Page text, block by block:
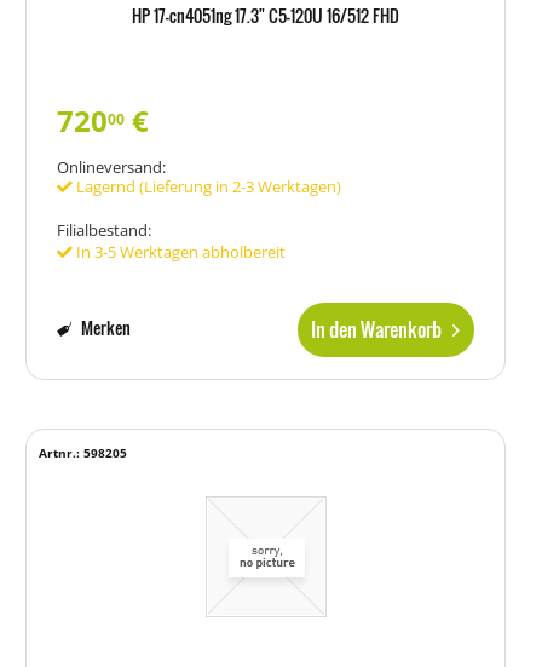
HP 17-cn4051ng 17.3" C5-120U 16/512 FHD
72000 €
Onlineversand:
Lagernd (Lieferung in 2-3 Werktagen)
Filialbestand:
In 3-5 Werktagen abholbereit
In den Warenkorb
Merken
Artnr.: 598205